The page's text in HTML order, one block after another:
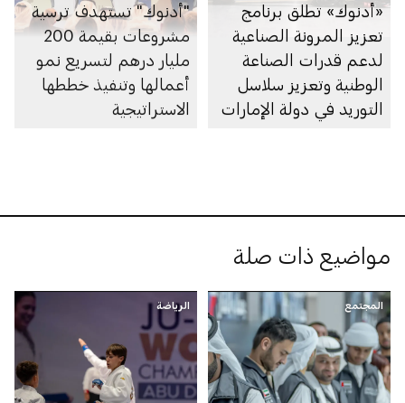
«أدنوك» تطلق برنامج
تعزيز المرونة الصناعية
لدعم قدرات الصناعة
الوطنية وتعزيز سلاسل
التوريد في دولة الإمارات
"أدنوك" تستهدف ترسية
مشروعات بقيمة 200
مليار درهم لتسريع نمو
أعمالها وتنفيذ خططها
الاستراتيجية
مواضيع ذات صلة
المجتمع الرياضة